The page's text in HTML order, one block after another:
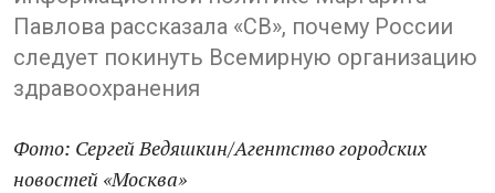
Павлова рассказала «СВ», почему России
следует покинуть Всемирную организацию
здравоохранения
Фото: Сергей Ведяшкин/Агентство городских
новостей «Москва»